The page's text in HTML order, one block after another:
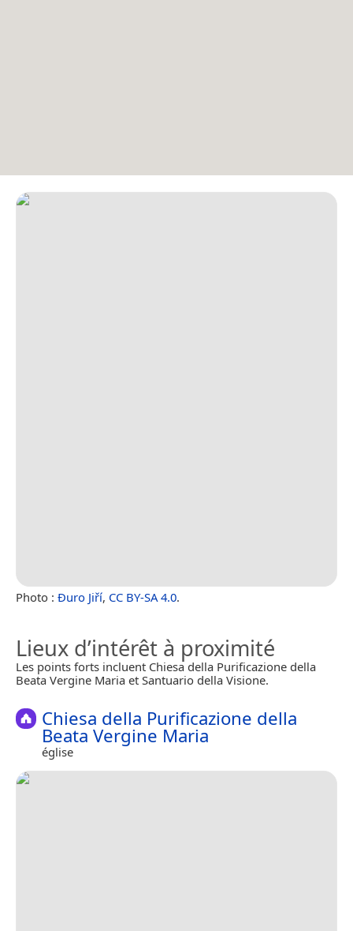
Photo : Đuro Jiří, CC BY-SA 4.0.
Lieux d’intérêt à proximité
Les points forts incluent Chiesa della Purificazione della
Beata Vergine Maria et Santuario della Visione.
Chiesa della Purificazione della
Beata Vergine Maria
église